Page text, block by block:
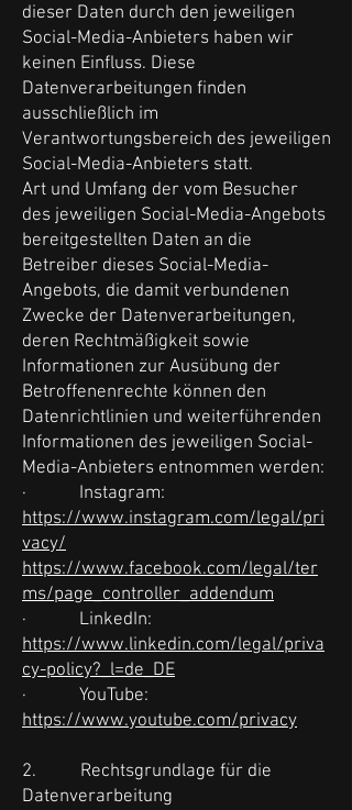
dieser Daten durch den jeweiligen
Social-Media-Anbieters haben wir
keinen Einfluss. Diese
Datenverarbeitungen finden
ausschließlich im
Verantwortungsbereich des jeweiligen
Social-Media-Anbieters statt.
Art und Umfang der vom Besucher
des jeweiligen Social-Media-Angebots
bereitgestellten Daten an die
Betreiber dieses Social-Media-
Angebots, die damit verbundenen
Zwecke der Datenverarbeitungen,
deren Rechtmäßigkeit sowie
Informationen zur Ausübung der
Betroffenenrechte können den
Datenrichtlinien und weiterführenden
Informationen des jeweiligen Social-
Media-Anbieters entnommen werden:
· Instagram:
https://www.instagram.com/legal/pri
vacy/
https://www.facebook.com/legal/ter
ms/page_controller_addendum
· LinkedIn:
https://www.linkedin.com/legal/priva
cy-policy?_l=de_DE
· YouTube:
https://www.youtube.com/privacy
2. Rechtsgrundlage für die
Datenverarbeitung